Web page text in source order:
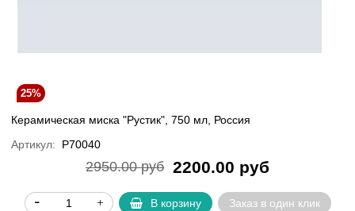
25%
Керамическая миска "Рустик", 750 мл, Россия
Артикул:
P70040
2950.00 руб 2200.00 руб
В корзину Заказ в один клик